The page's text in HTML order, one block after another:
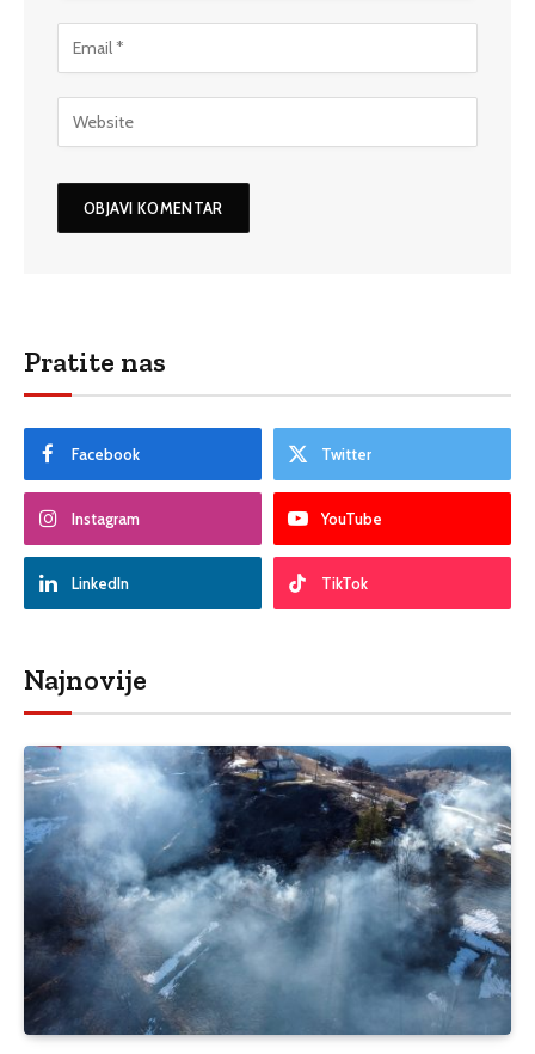
Pratite nas
Facebook Twitter
Instagram YouTube
LinkedIn TikTok
Najnovije